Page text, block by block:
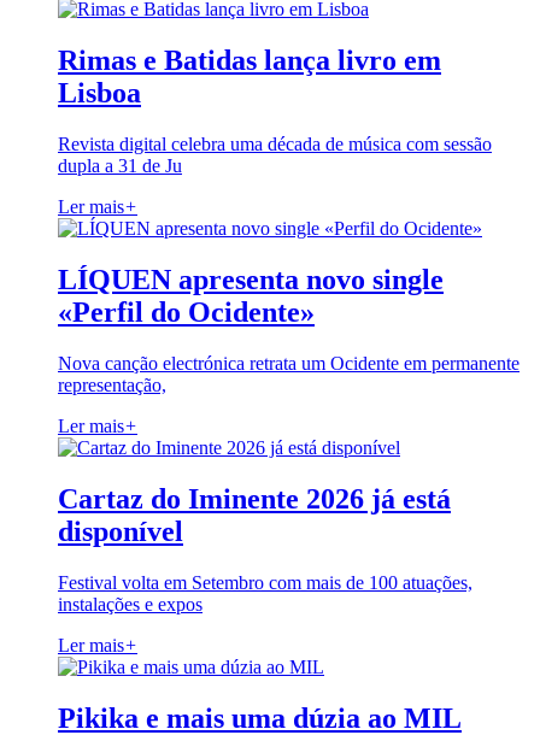
Rimas e Batidas lança livro em
Lisboa
Revista digital celebra uma década de música com sessão
dupla a 31 de Ju
Ler mais+
LÍQUEN apresenta novo single
«Perfil do Ocidente»
Nova canção electrónica retrata um Ocidente em permanente
representação,
Ler mais+
Cartaz do Iminente 2026 já está
disponível
Festival volta em Setembro com mais de 100 atuações,
instalações e expos
Ler mais+
Pikika e mais uma dúzia ao MIL